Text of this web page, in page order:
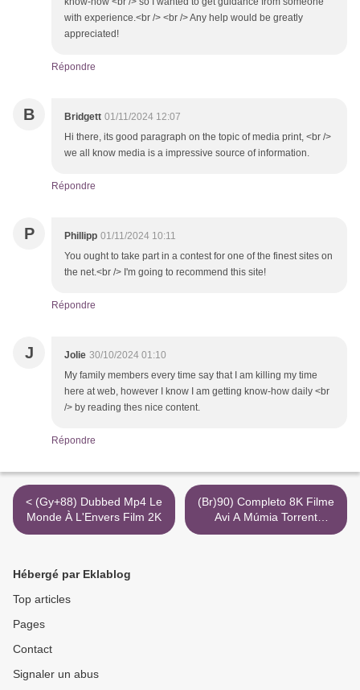
with experience.<br /> <br /> Any help would be greatly
appreciated!
Répondre
B Bridgett 01/11/2024 12:07
Hi there, its good paragraph on the topic of media print, <br />
we all know media is a impressive source of information.
Répondre
P Phillipp 01/11/2024 10:11
You ought to take part in a contest for one of the finest sites on
the net.<br /> I'm going to recommend this site!
Répondre
J Jolie 30/10/2024 01:10
My family members every time say that I am killing my time
here at web, however I know I am getting know-how daily <br
/> by reading thes nice content.
Répondre
< (Gy+88) Dubbed Mp4 Le
Monde À L'Envers Film 2K
(Br)90) Completo 8K Filme
Avi A Múmia Torrent
Magnet Superflix >
Hébergé par Eklablog
Top articles
Pages
Contact
Signaler un abus